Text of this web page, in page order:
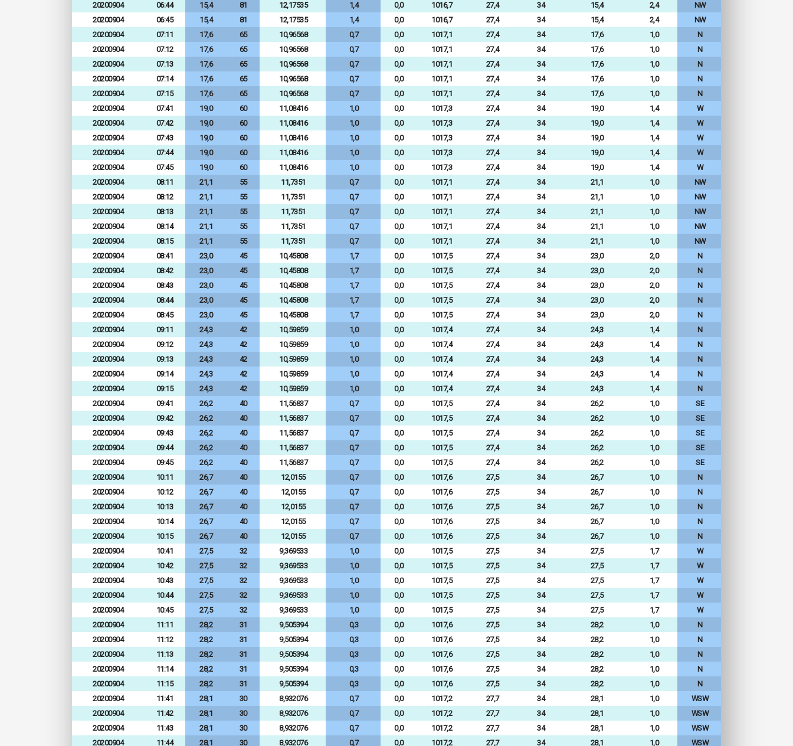
20200904
06:44 15,4 81 12,17535 1,4 0,0 1016,7 27,4 34 15,4 2,4
NW
20200904
06:45 15,4 81 12,17535 1,4 0,0 1016,7 27,4 34 15,4 2,4
NW
20200904
07:11 17,6 65 10,96568 0,7 0,0 1017,1 27,4 34 17,6 1,0
N
20200904
07:12 17,6 65 10,96568 0,7 0,0 1017,1 27,4 34 17,6 1,0
N
20200904
07:13 17,6 65 10,96568 0,7 0,0 1017,1 27,4 34 17,6 1,0
N
20200904
07:14 17,6 65 10,96568 0,7 0,0 1017,1 27,4 34 17,6 1,0
N
20200904
07:15 17,6 65 10,96568 0,7 0,0 1017,1 27,4 34 17,6 1,0
N
20200904
07:41 19,0 60 11,08416 1,0 0,0 1017,3 27,4 34 19,0 1,4
W
20200904
07:42 19,0 60 11,08416 1,0 0,0 1017,3 27,4 34 19,0 1,4
W
20200904
07:43 19,0 60 11,08416 1,0 0,0 1017,3 27,4 34 19,0 1,4
W
20200904
07:44 19,0 60 11,08416 1,0 0,0 1017,3 27,4 34 19,0 1,4
W
20200904
07:45 19,0 60 11,08416 1,0 0,0 1017,3 27,4 34 19,0 1,4
W
20200904
08:11 21,1 55 11,7351 0,7 0,0 1017,1 27,4 34 21,1 1,0
NW
20200904
08:12 21,1 55 11,7351 0,7 0,0 1017,1 27,4 34 21,1 1,0
NW
20200904
08:13 21,1 55 11,7351 0,7 0,0 1017,1 27,4 34 21,1 1,0
NW
20200904
08:14 21,1 55 11,7351 0,7 0,0 1017,1 27,4 34 21,1 1,0
NW
20200904
08:15 21,1 55 11,7351 0,7 0,0 1017,1 27,4 34 21,1 1,0
NW
20200904
08:41 23,0 45 10,45808 1,7 0,0 1017,5 27,4 34 23,0 2,0
N
20200904
08:42 23,0 45 10,45808 1,7 0,0 1017,5 27,4 34 23,0 2,0
N
20200904
08:43 23,0 45 10,45808 1,7 0,0 1017,5 27,4 34 23,0 2,0
N
20200904
08:44 23,0 45 10,45808 1,7 0,0 1017,5 27,4 34 23,0 2,0
N
20200904
08:45 23,0 45 10,45808 1,7 0,0 1017,5 27,4 34 23,0 2,0
N
20200904
09:11 24,3 42 10,59859 1,0 0,0 1017,4 27,4 34 24,3 1,4
N
20200904
09:12 24,3 42 10,59859 1,0 0,0 1017,4 27,4 34 24,3 1,4
N
20200904
09:13 24,3 42 10,59859 1,0 0,0 1017,4 27,4 34 24,3 1,4
N
20200904
09:14 24,3 42 10,59859 1,0 0,0 1017,4 27,4 34 24,3 1,4
N
20200904
09:15 24,3 42 10,59859 1,0 0,0 1017,4 27,4 34 24,3 1,4
N
20200904
09:41 26,2 40 11,56837 0,7 0,0 1017,5 27,4 34 26,2 1,0
SE
20200904
09:42 26,2 40 11,56837 0,7 0,0 1017,5 27,4 34 26,2 1,0
SE
20200904
09:43 26,2 40 11,56837 0,7 0,0 1017,5 27,4 34 26,2 1,0
SE
20200904
09:44 26,2 40 11,56837 0,7 0,0 1017,5 27,4 34 26,2 1,0
SE
20200904
09:45 26,2 40 11,56837 0,7 0,0 1017,5 27,4 34 26,2 1,0
SE
20200904
10:11 26,7 40 12,0155 0,7 0,0 1017,6 27,5 34 26,7 1,0
N
20200904
10:12 26,7 40 12,0155 0,7 0,0 1017,6 27,5 34 26,7 1,0
N
20200904
10:13 26,7 40 12,0155 0,7 0,0 1017,6 27,5 34 26,7 1,0
N
20200904
10:14 26,7 40 12,0155 0,7 0,0 1017,6 27,5 34 26,7 1,0
N
20200904
10:15 26,7 40 12,0155 0,7 0,0 1017,6 27,5 34 26,7 1,0
N
20200904
10:41 27,5 32 9,369533 1,0 0,0 1017,5 27,5 34 27,5 1,7
W
20200904
10:42 27,5 32 9,369533 1,0 0,0 1017,5 27,5 34 27,5 1,7
W
20200904
10:43 27,5 32 9,369533 1,0 0,0 1017,5 27,5 34 27,5 1,7
W
20200904
10:44 27,5 32 9,369533 1,0 0,0 1017,5 27,5 34 27,5 1,7
W
20200904
10:45 27,5 32 9,369533 1,0 0,0 1017,5 27,5 34 27,5 1,7
W
20200904
11:11 28,2 31 9,505394 0,3 0,0 1017,6 27,5 34 28,2 1,0
N
20200904
11:12 28,2 31 9,505394 0,3 0,0 1017,6 27,5 34 28,2 1,0
N
20200904
11:13 28,2 31 9,505394 0,3 0,0 1017,6 27,5 34 28,2 1,0
N
20200904
11:14 28,2 31 9,505394 0,3 0,0 1017,6 27,5 34 28,2 1,0
N
20200904
11:15 28,2 31 9,505394 0,3 0,0 1017,6 27,5 34 28,2 1,0
N
20200904
11:41 28,1 30 8,932076 0,7 0,0 1017,2 27,7 34 28,1 1,0
WSW
20200904
11:42 28,1 30 8,932076 0,7 0,0 1017,2 27,7 34 28,1 1,0
WSW
20200904
11:43 28,1 30 8,932076 0,7 0,0 1017,2 27,7 34 28,1 1,0
WSW
20200904
11:44 28,1 30 8,932076 0,7 0,0 1017,2 27,7 34 28,1 1,0 WSW